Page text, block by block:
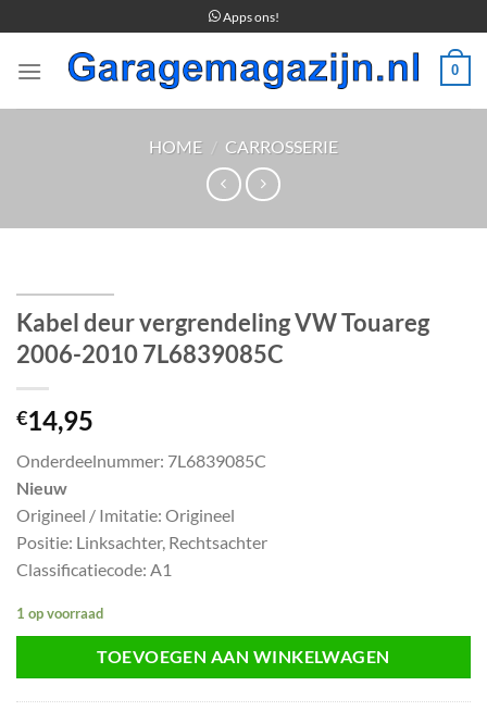
naar
inhoud
Apps ons!
0
HOME / CARROSSERIE
Kabel deur vergrendeling VW Touareg
2006-2010 7L6839085C
€14,95
Onderdeelnummer: 7L6839085C
Nieuw
Origineel / Imitatie: Origineel
Positie: Linksachter, Rechtsachter
Classificatiecode: A1
1 op voorraad
TOEVOEGEN AAN WINKELWAGEN